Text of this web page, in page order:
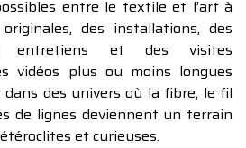
entre le textile et l’art à
des installations, des
entretiens et des visites
vidéos plus ou moins longues
des univers où la fibre, le fil
de lignes deviennent un terrain
et curieuses.